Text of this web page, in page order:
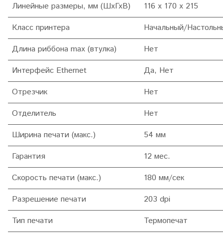
Линейные размеры, мм (ШхГхВ)
116 х 170 x 215
Класс принтера
Начальный/
Длина риббона max (втулка)
Нет
Интерфейс Ethernet
Да, Нет
Отрезчик
Нет
Отделитель
Нет
Ширина печати (макс.)
54 мм
Гарантия
12 мес.
Скорость печати (макс.)
180 мм/сек
Разрешение печати
203 dpi
Тип печати
Термопечат